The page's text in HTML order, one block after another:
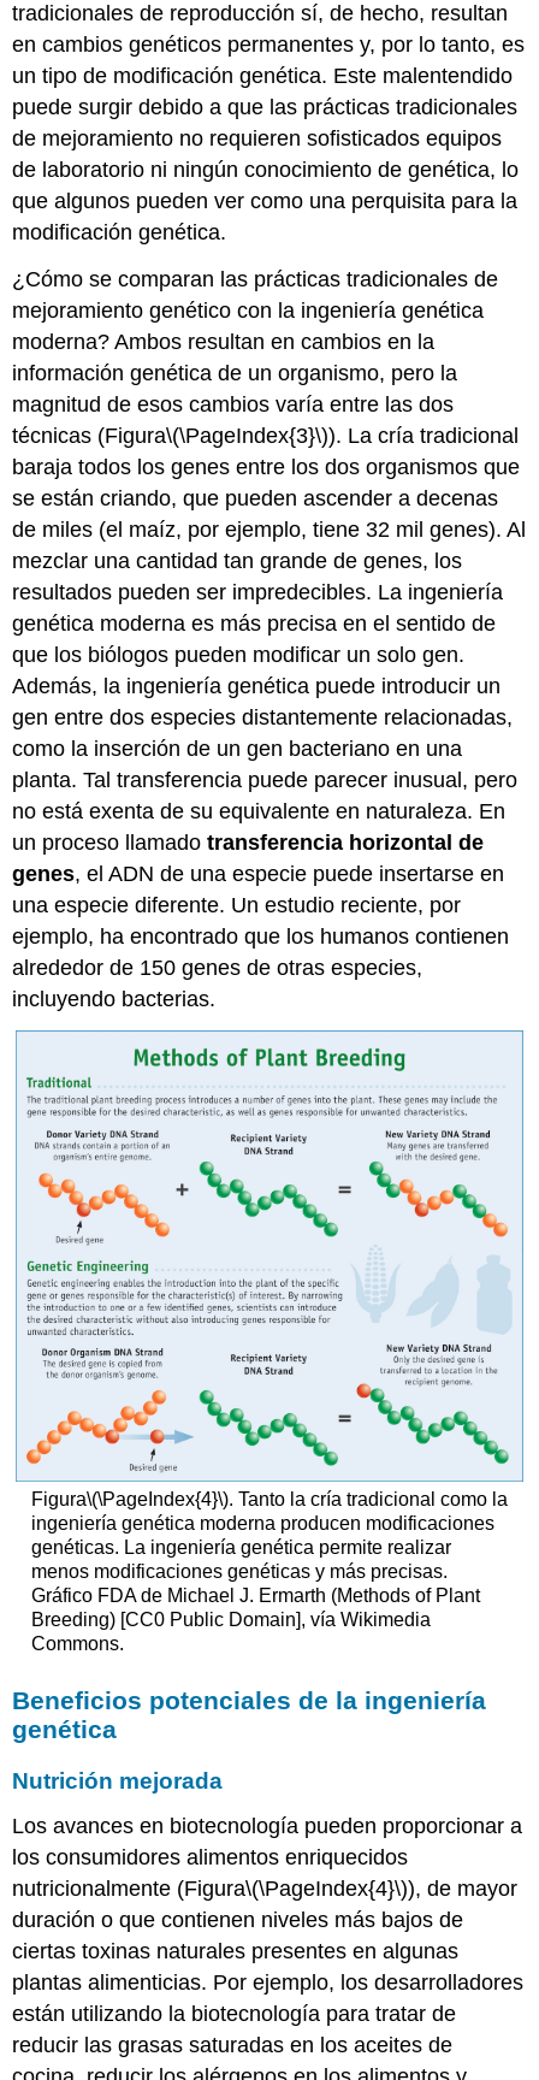
tradicionales de reproducción sí, de hecho, resultan
en cambios genéticos permanentes y, por lo tanto, es
un tipo de modificación genética. Este malentendido
puede surgir debido a que las prácticas tradicionales
de mejoramiento no requieren sofisticados equipos
de laboratorio ni ningún conocimiento de genética, lo
que algunos pueden ver como una perquisita para la
modificación genética.
¿Cómo se comparan las prácticas tradicionales de
mejoramiento genético con la ingeniería genética
moderna? Ambos resultan en cambios en la
información genética de un organismo, pero la
magnitud de esos cambios varía entre las dos
técnicas (Figura\(\PageIndex{3}\)). La cría tradicional
baraja todos los genes entre los dos organismos que
se están criando, que pueden ascender a decenas
de miles (el maíz, por ejemplo, tiene 32 mil genes). Al
mezclar una cantidad tan grande de genes, los
resultados pueden ser impredecibles. La ingeniería
genética moderna es más precisa en el sentido de
que los biólogos pueden modificar un solo gen.
Además, la ingeniería genética puede introducir un
gen entre dos especies distantemente relacionadas,
como la inserción de un gen bacteriano en una
planta. Tal transferencia puede parecer inusual, pero
no está exenta de su equivalente en naturaleza. En
un proceso llamadotransferencia horizontal de
genes, el ADN de una especie puede insertarse en
una especie diferente. Un estudio reciente, por
ejemplo, ha encontrado que los humanos contienen
alrededor de 150 genes de otras especies,
incluyendo bacterias.
Figura\(\PageIndex{4}\). Tanto la cría tradicional como la
ingeniería genética moderna producen modificaciones
genéticas. La ingeniería genética permite realizar
menos modificaciones genéticas y más precisas.
Gráfico FDA de Michael J. Ermarth (Methods of Plant
Breeding) [CC0 Public Domain], vía Wikimedia
Commons.
Beneficios potenciales de la ingeniería
genética
Nutrición mejorada
Los avances en biotecnología pueden proporcionar a
los consumidores alimentos enriquecidos
nutricionalmente (Figura\(\PageIndex{4}\)), de mayor
duración o que contienen niveles más bajos de
ciertas toxinas naturales presentes en algunas
plantas alimenticias. Por ejemplo, los desarrolladores
están utilizando la biotecnología para tratar de
reducir las grasas saturadas en los aceites de